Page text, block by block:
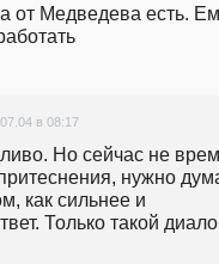
от Медведева есть.
07.04 в 08:17
Но сейчас не
нужно
как сильнее и
Только такой